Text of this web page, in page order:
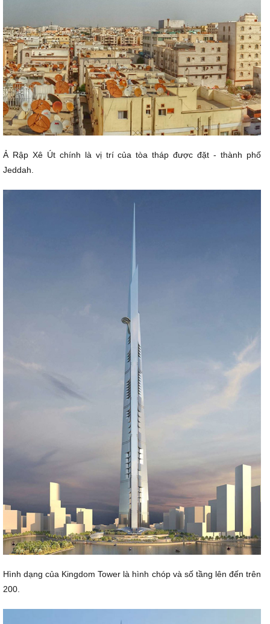
Ả Rập Xê Út chính là vị trí của tòa tháp được đặt - thành phố
Jeddah.
Hình dạng của Kingdom Tower là hình chóp và số tầng lên đến trên
200.